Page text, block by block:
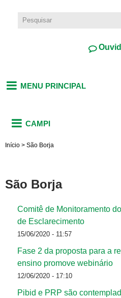
MENU PRINCIPAL
CAMPI
Início > São Borja
São Borja
Comitê de Monitoramento
de Esclarecimento
15/06/2020 - 11:57
Fase 2 da proposta para a
ensino promove webinário
12/06/2020 - 17:10
Pibid e PRP são